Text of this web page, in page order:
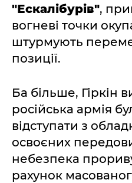
"Ескалібурів",
вогневі точки
штурмують
позиції.
Ба більше, Гіркін
російська армія
відступати з
освоєних
небезпека
рахунок